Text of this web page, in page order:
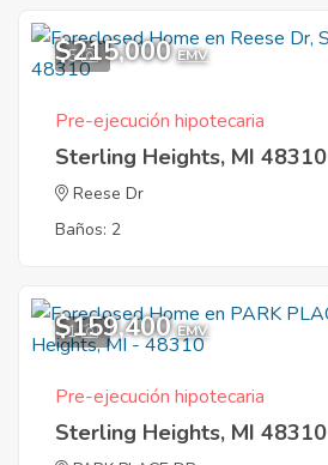
5
$215,000 EMV
Pre-ejecución hipotecaria
Sterling Heights, MI 48310
Reese Dr
Baños: 2
1
$159,400 EMV
Pre-ejecución hipotecaria
Sterling Heights, MI 48310